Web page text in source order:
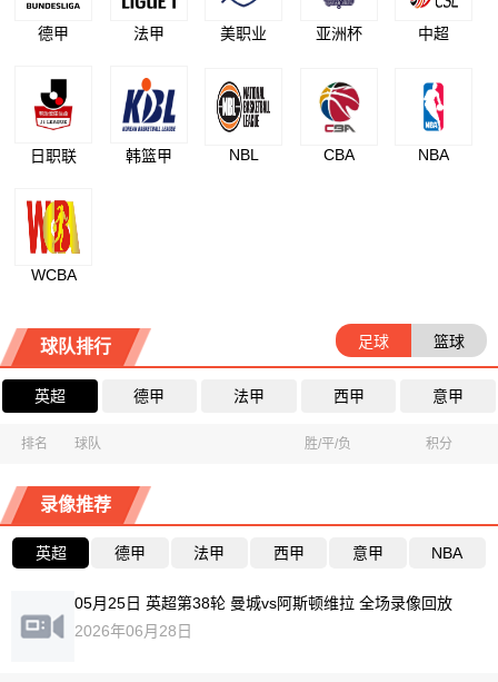
德甲 法甲 美职业 亚洲杯 中超
日职联 韩篮甲 NBL CBA NBA
WCBA
球队排行 足球 篮球
英超 德甲 法甲 西甲 意甲
排名 球队 胜/平/负 积分
录像推荐
英超 德甲 法甲 西甲 意甲 NBA
05月25日 英超第38轮 曼城vs阿斯顿维拉 全场录像回放
2026年06月28日